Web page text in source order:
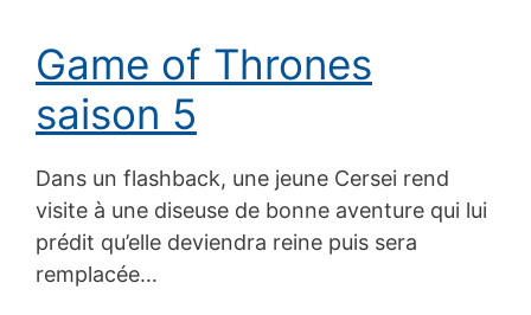
Game of Thrones
saison 5
Dans un flashback, une jeune Cersei rend
visite à une diseuse de bonne aventure qui lui
prédit qu’elle deviendra reine puis sera
remplacée…